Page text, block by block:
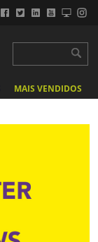
MAIS VENDIDOS